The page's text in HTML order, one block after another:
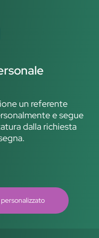
un referente
e segue
dalla richiesta